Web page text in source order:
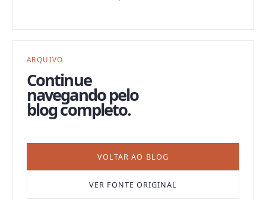
ARQUIVO
Continue
navegando pelo
blog completo.
VOLTAR AO BLOG
VER FONTE ORIGINAL